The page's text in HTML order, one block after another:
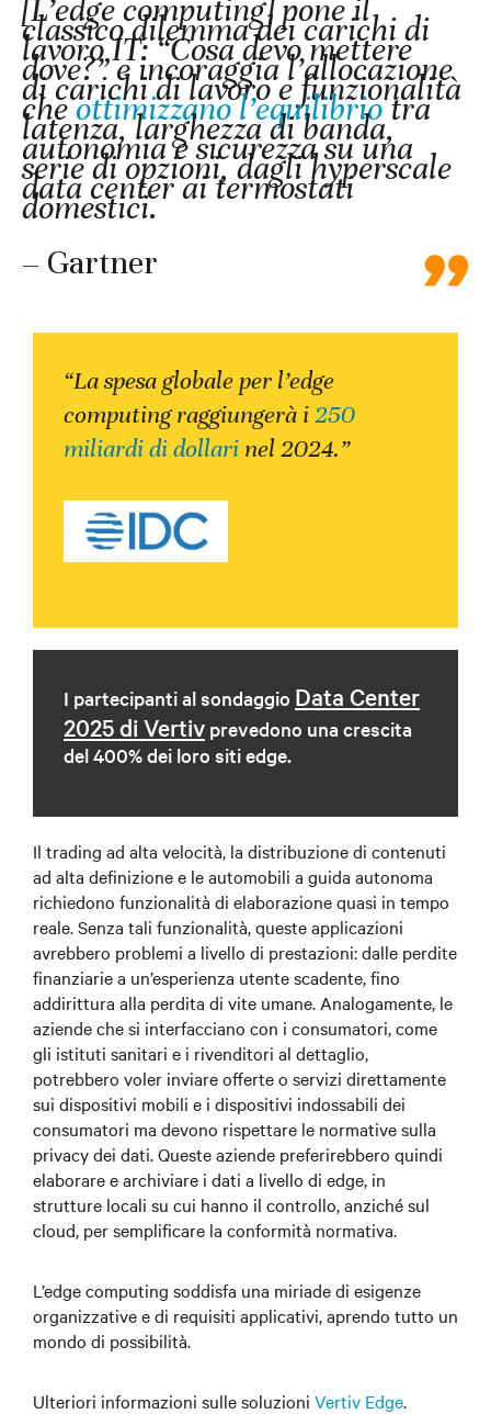
[L’edge computing] pone il
classico dilemma dei carichi di
lavoro IT: “Cosa devo mettere
dove?” e incoraggia l’allocazione
di carichi di lavoro e funzionalità
cheottimizzano l’equilibriotra
latenza, larghezza di banda,
autonomia e sicurezza su una
serie di opzioni, dagli hyperscale
data center ai termostati
domestici.
– Gartner
“La spesa globale per l’edge
computing raggiungerà i250
miliardi di dollari nel 2024.”
I partecipanti al sondaggio Data Center
2025 di Vertiv prevedono una crescita
del 400% dei loro siti edge.
Il trading ad alta velocità, la distribuzione di contenuti
ad alta definizione e le automobili a guida autonoma
richiedono funzionalità di elaborazione quasi in tempo
reale. Senza tali funzionalità, queste applicazioni
avrebbero problemi a livello di prestazioni: dalle perdite
finanziarie a un’esperienza utente scadente, fino
addirittura alla perdita di vite umane. Analogamente, le
aziende che si interfacciano con i consumatori, come
gli istituti sanitari e i rivenditori al dettaglio,
potrebbero voler inviare offerte o servizi direttamente
sui dispositivi mobili e i dispositivi indossabili dei
consumatori ma devono rispettare le normative sulla
privacy dei dati. Queste aziende preferirebbero quindi
elaborare e archiviare i dati a livello di edge, in
strutture locali su cui hanno il controllo, anziché sul
cloud, per semplificare la conformità normativa.
L’edge computing soddisfa una miriade di esigenze
organizzative e di requisiti applicativi, aprendo tutto un
mondo di possibilità.
Ulteriori informazioni sulle soluzioni Vertiv Edge.